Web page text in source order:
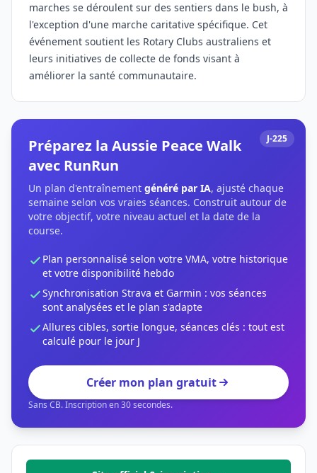
marches se déroulent sur des sentiers dans le bush, à
l'exception d'une marche caritative spécifique. Cet
événement soutient les Rotary Clubs australiens et
leurs initiatives de collecte de fonds visant à
améliorer la santé communautaire.
J-225
Préparez la Aussie Peace Walk
avec RunRun
Un plan d'entraînement généré par IA, ajusté chaque
semaine selon vos vraies séances. Construit autour de
votre objectif, votre niveau actuel et la date de la
course.
Plan personnalisé selon votre VMA, votre historique
et votre disponibilité hebdo
Synchronisation Strava et Garmin : vos séances
sont analysées et le plan s'adapte
Allures cibles, sortie longue, séances clés : tout est
calculé pour le jour J
Créer mon plan gratuit
Sans CB. Inscription en 30 secondes.